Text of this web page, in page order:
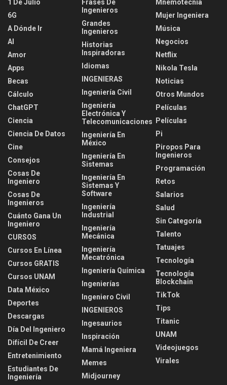
1 De Julio
6G
A Dónde Ir
AI
Amor
Apps
Becas
Cálculo
ChatGPT
Ciencia
Ciencia De Datos
Cine
Consejos
Cosas De
Ingeniero
Cosas De
Ingenieros
Cuánto Gana Un
Ingeniero
CURSOS
Cursos En Línea
Cursos GRATIS
Cursos UNAM
Data México
Deportes
Descargas
Día Del Ingeniero
Difícil De Creer
Entretenimiento
Estudiantes De
Ingeniería
Frases De
Ingenieros
Grandes
Ingenieros
Historias
Inspiradoras
Idiomas
INGENIERAS
Ingeniería Civil
Ingeniería
Electrónica Y
Telecomunicaciones
Ingeniería En
México
Ingeniería En
Sistemas
Ingeniería En
Sistemas Y
Software
Ingeniería
Industrial
Ingeniería
Mecánica
Ingeniería
Mecatrónica
Ingeniería Química
Ingenierías
Ingeniero Civil
INGENIEROS
Ingesaurios
Inspiración
Mamá Ingeniera
Memes
Midjourney
Mnemotecnia
Mujer Ingeniera
Música
Negocios
Netflix
Nikola Tesla
Noticias
Otros Mundos
Películas
Películas
Pi
Piropos Para
Ingenieros
Programación
Retos
Salarios
Salud
Sin Categoría
Talento
Tatuajes
Tecnología
Tecnología
Blockchain
TikTok
Tips
Titanic
UNAM
Videojuegos
Virales